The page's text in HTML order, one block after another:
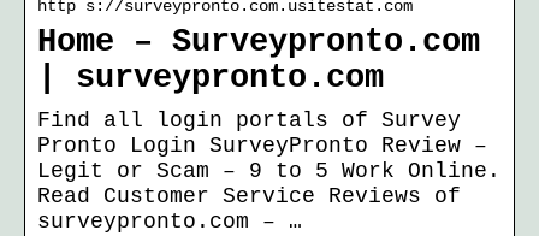
http s://surveypronto.com.usitestat.com
Home – Surveypronto.com
| surveypronto.com
Find all login portals of Survey
Pronto Login SurveyPronto Review –
Legit or Scam – 9 to 5 Work Online.
Read Customer Service Reviews of
surveypronto.com – …